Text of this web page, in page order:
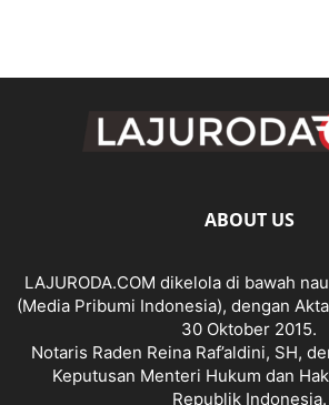
ABOUT US
LAJURODA.COM dikelola di bawah
(Media Pribumi Indonesia), dengan
30 Oktober 2015.
Notaris Raden Reina Raf’aldini, SH,
Keputusan Menteri Hukum dan
Republik Indonesia.